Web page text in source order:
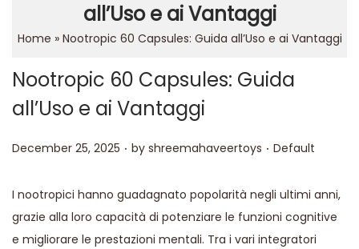
all’Uso e ai Vantaggi
Home » Nootropic 60 Capsules: Guida all’Uso e ai Vantaggi
Nootropic 60 Capsules: Guida
all’Uso e ai Vantaggi
Posted on
December 25, 2025 . by shreemahaveertoys . Posted in
Default
I nootropici hanno guadagnato popolarità negli ultimi anni,
grazie alla loro capacità di potenziare le funzioni cognitive
e migliorare le prestazioni mentali. Tra i vari integratori